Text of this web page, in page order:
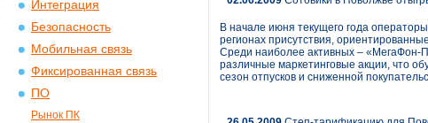
Интеграция
Безопасность
Мобильная связь
Фиксированная связь
ПО
Рынок ПК
В начале июня текущего года
регионах присутствия,
Среди наиболее активных – «МегаФон-
различные маркетинговые акции, что
сезон отпусков и сниженной